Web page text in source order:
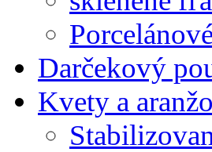
Darčekový
Kvety a